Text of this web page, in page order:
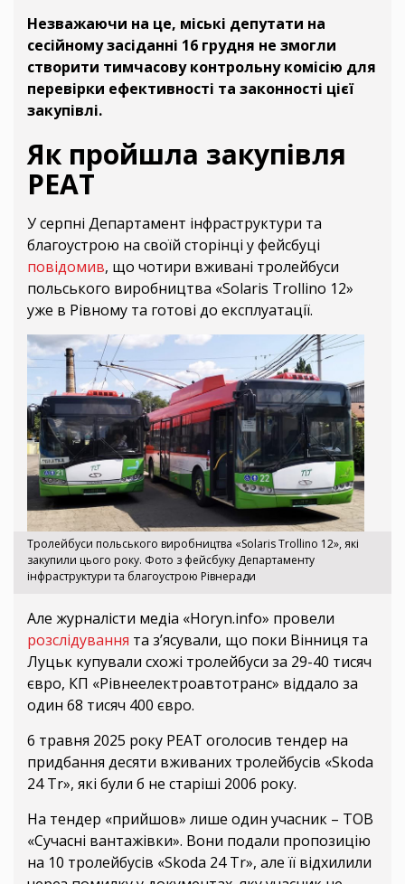
Незважаючи на це, міські депутати на
сесійному засіданні 16 грудня не змогли
створити тимчасову контрольну комісію для
перевірки ефективності та законності цієї
закупівлі.
Як пройшла закупівля
РЕАТ
У серпні Департамент інфраструктури та
благоустрою на своїй сторінці у фейсбуці
повідомив, що чотири вживані тролейбуси
польського виробництва «Solaris Trollino 12»
уже в Рівному та готові до експлуатації.
Тролейбуси польського виробництва «Solaris Trollino 12», які
закупили цього року. Фото з фейсбуку Департаменту
інфраструктури та благоустрою Рівнеради
Але журналісти медіа «Horyn.info» провели
розслідування та зʼясували, що поки Вінниця та
Луцьк купували схожі тролейбуси за 29-40 тисяч
євро, КП «Рівнеелектроавтотранс» віддало за
один 68 тисяч 400 євро.
6 травня 2025 року РЕАТ оголосив тендер на
придбання десяти вживаних тролейбусів «Skoda
24 Tr», які були б не старіші 2006 року.
На тендер «прийшов» лише один учасник – ТОВ
«Сучасні вантажівки». Вони подали пропозицію
на 10 тролейбусів «Skoda 24 Tr», але її відхилили